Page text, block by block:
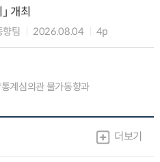
개최
향팀 2026.08.04 4p
계심의관 물가동향과
더보기